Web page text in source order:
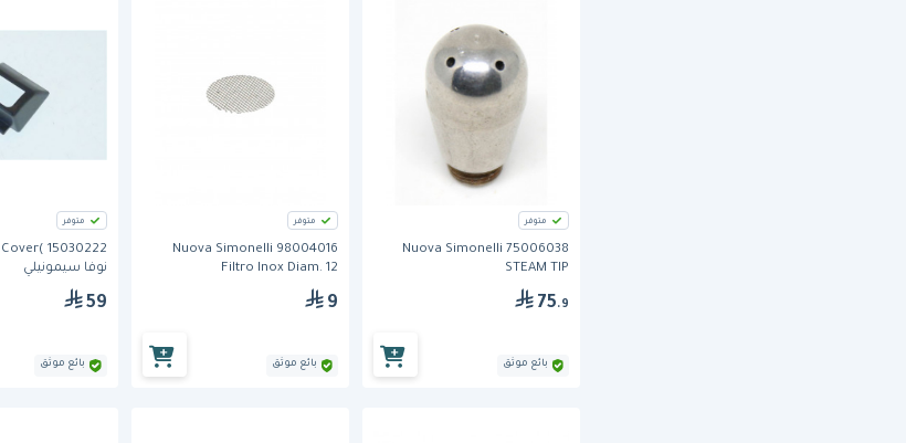
متوفر
Nuova Simonelli 75006038
STEAM TIP
75.9
بائع موثق
متوفر
Nuova Simonelli 98004016
Filtro Inox Diam. 12
9
بائع موثق
متوفر
نوفا سيمونيلي
59
بائع موثق